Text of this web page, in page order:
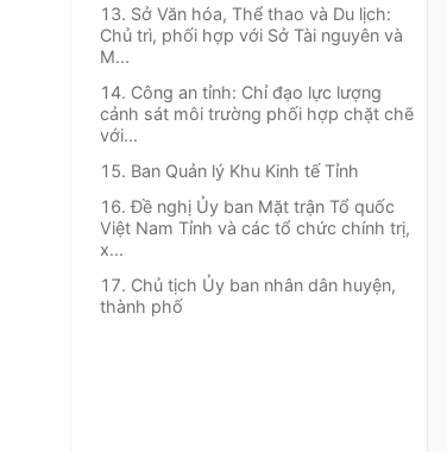
13. Sở Văn hóa, Thể thao và Du lịch:
Chủ trì, phối hợp với Sở Tài nguyên và
M...
14. Công an tỉnh: Chỉ đạo lực lượng
cảnh sát môi trường phối hợp chặt chẽ
với...
15. Ban Quản lý Khu Kinh tế Tỉnh
16. Đề nghị Ủy ban Mặt trận Tổ quốc
Việt Nam Tỉnh và các tổ chức chính trị,
x...
17. Chủ tịch Ủy ban nhân dân huyện,
thành phố